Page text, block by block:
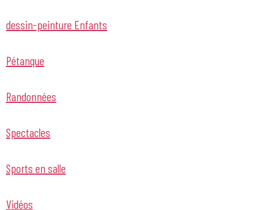
dessin-peinture Enfants
Pétanque
Randonnées
Spectacles
Sports en salle
Vidéos